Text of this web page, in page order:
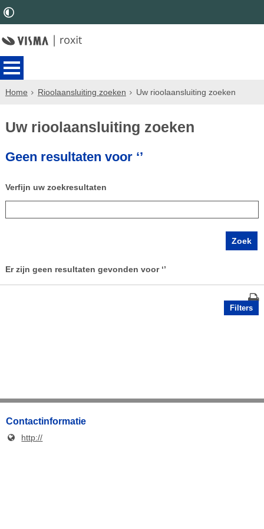
Home Rioolaansluiting zoeken Uw rioolaansluiting zoeken
Uw rioolaansluiting zoeken
Geen resultaten voor ‘’
Verfijn uw zoekresultaten
Er zijn geen resultaten gevonden voor ‘’
Filters
Contactinformatie
http://